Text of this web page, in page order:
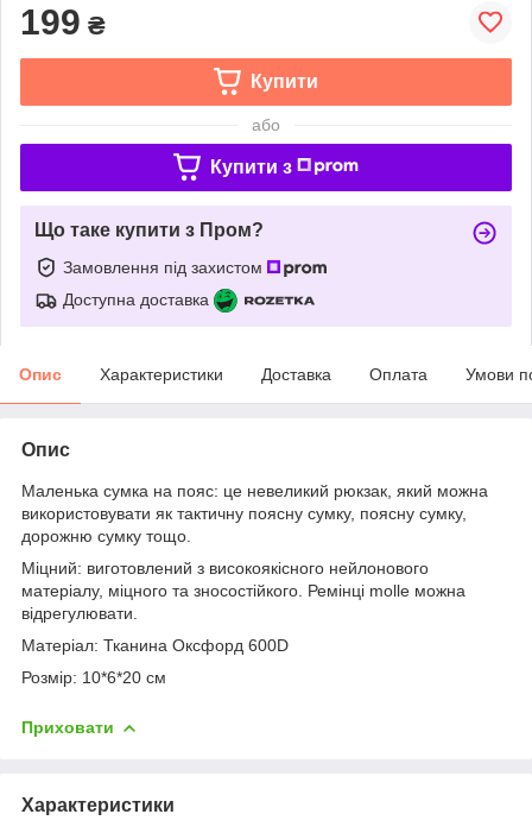
199 ₴
Купити
або
Купити з
Що таке купити з Пром?
Замовлення під захистом
Доступна доставка
Опис Характеристики Доставка Оплата Умови
Опис
Маленька сумка на пояс: це невеликий рюкзак, який можна
використовувати як тактичну поясну сумку, поясну сумку,
дорожню сумку тощо.
Міцний: виготовлений з високоякісного нейлонового
матеріалу, міцного та зносостійкого. Ремінці molle можна
відрегулювати.
Матеріал: Тканина Оксфорд 600D
Розмір: 10*6*20 см
Приховати
Характеристики